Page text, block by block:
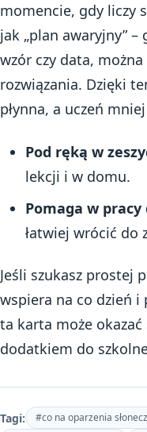
momencie, gdy liczy
jak „plan awaryjny”
wzór czy data,
rozwiązania. Dzięki
płynna, a uczeń
Pod ręką w
lekcji i w domu.
Pomaga w
łatwiej wrócić do
Jeśli szukasz prostej
wspiera na co dzień
ta karta może
dodatkiem do
Tagi: #co na oparzenia